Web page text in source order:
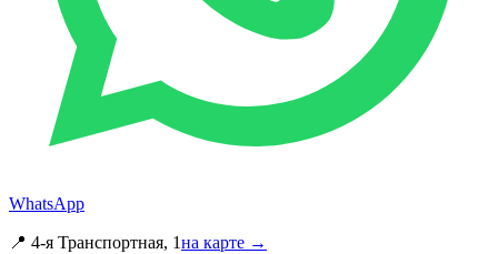
WhatsApp
📍 4-я Транспортная, 1на карте →